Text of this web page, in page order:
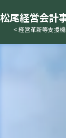
松尾経営会計
< 経営革新等支援